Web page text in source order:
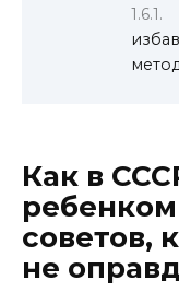
Как в
советов,
не